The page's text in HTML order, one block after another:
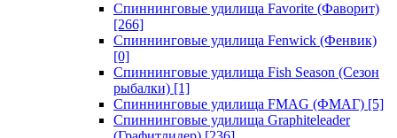
Спиннинговые удилища Favorite (Фаворит)
[266]
Спиннинговые удилища Fenwick (Фенвик)
[0]
Спиннинговые удилища Fish Season (Сезон
рыбалки) [1]
Спиннинговые удилища FMAG (ФМАГ) [5]
Спиннинговые удилища Graphiteleader